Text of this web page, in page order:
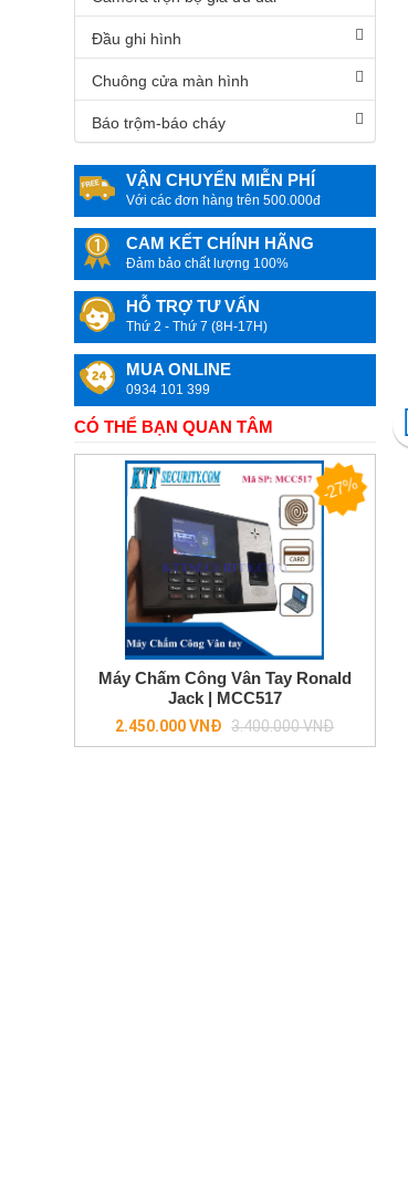
Camera
phòng
Mực
Linh
màu
dùng
Công
hình
Đầu ghi hình
Chuông cửa màn hình
SAMSUNG
Báo trộm-báo cháy
Trọn bộ Báo trộm Không dây
VẬN CHUYỂN MIỄN PHÍ
Với các đơn hàng trên 500.000đ
CAM KẾT CHÍNH HÃNG
Đảm bảo chất lượng 100%
HỖ TRỢ TƯ VẤN
Thứ 2 - Thứ 7 (8H-17H)
MUA ONLINE
0934 101 399
CÓ THỂ BẠN QUAN TÂM
-27%
Máy Chấm Công Vân Tay Ronald
Jack | MCC517
2.450.000 VNĐ Regular
price
3.400.000 VNĐ